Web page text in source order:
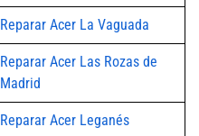
Reparar Acer La Vaguada
Reparar Acer Las Rozas de
Madrid
Reparar Acer Leganés